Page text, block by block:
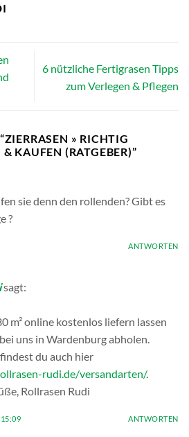
6 nützliche Fertigrasen Tipps
zum Verlegen & Pflegen
ZIERRASEN » RICHTIG
KAUFEN (RATGEBER)”
sie denn den rollenden? Gibt es
?
ANTWORTEN
sagt:
m² online kostenlos liefern lassen
uns in Wardenburg abholen.
du auch hier
rudi.de/versandarten/.
Rollrasen Rudi
ANTWORTEN